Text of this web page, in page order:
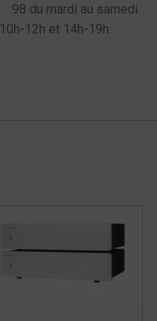
98 du mardi au samedi
10h-12h et 14h-19h